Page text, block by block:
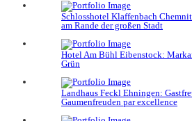
Schlosshotel Klaffenbach
am Rande der großen Stadt
Hotel Am Bühl Eibenstock:
Grün
Landhaus Feckl Ehningen:
Gaumenfreuden par excellence